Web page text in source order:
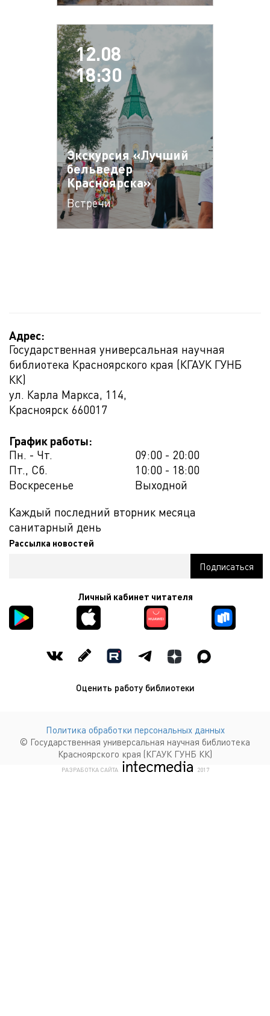
12.08
18:30
Экскурсия «Лучший
бельведер
Красноярска»
Встречи
Адрес:
Государственная универсальная научная
библиотека Красноярского края (КГАУК ГУНБ
КК)
ул. Карла Маркса, 114,
Красноярск 660017
График работы:
Пн. - Чт.
09:00 - 20:00
Пт., Сб.
10:00 - 18:00
Воскресенье
Выходной
Каждый последний вторник месяца
санитарный день
Рассылка новостей
Личный кабинет читателя
Оценить работу библиотеки
Политика обработки персональных данных
© Государственная универсальная научная библиотека
Красноярского края (КГАУК ГУНБ КК)
РАЗРАБОТКА САЙТА КОМПАНИЯ ИНТЕКМЕДИА
2017